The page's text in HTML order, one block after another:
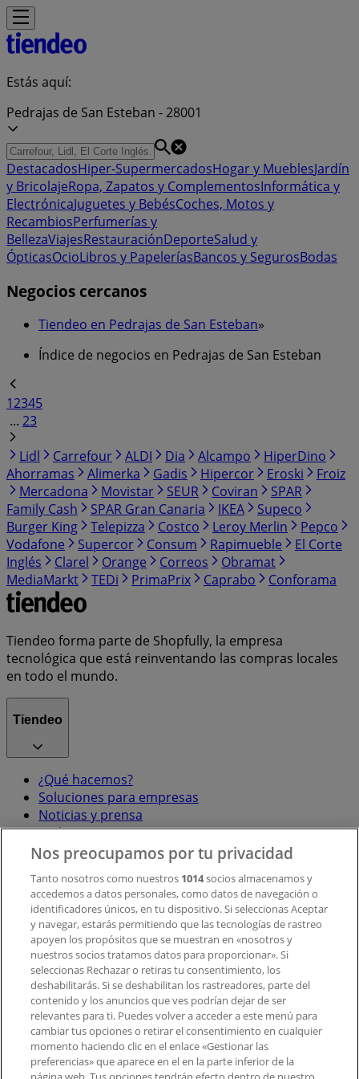
Estás aquí:
Pedrajas de San Esteban - 28001
DestacadosHiper-SupermercadosHogar y MueblesJardín
y BricolajeRopa, Zapatos y ComplementosInformática y
ElectrónicaJuguetes y BebésCoches, Motos y
RecambiosPerfumerías y
BellezaViajesRestauraciónDeporteSalud y
ÓpticasOcioLibros y PapeleríasBancos y SegurosBodas
Negocios cercanos
Tiendeo en Pedrajas de San Esteban»
Índice de negocios en Pedrajas de San Esteban
12345
... 23
Lidl
Carrefour ALDI Dia Alcampo
HiperDino
Ahorramas
Alimerka Gadis Hipercor Eroski
Froiz
Mercadona
Movistar SEUR Coviran
SPAR
Family Cash
SPAR Gran Canaria IKEA
Supeco
Burger King
Telepizza Costco Leroy Merlin
Pepco
Vodafone
Supercor Consum Rapimueble
El Corte
Inglés
Clarel Orange Correos
Obramat
MediaMarkt
TEDi PrimaPrix Caprabo Conforama
Tiendeo forma parte de Shopfully, la empresa
tecnológica que está reinventando las compras locales
en todo el mundo.
Tiendeo
¿Qué hacemos?
Soluciones para empresas
Noticias y prensa
Trabaja con nosotros
Contacto
Contacto comercial y de marketing
Tienda mal colocada en el mapa
Notificar un folleto
¿Encontraste un problema en la web o en la
aplicación?
Índices
Nos preocupamos por tu privacidad
Tanto nosotros como nuestros 1014socios almacenamos y
accedemos a datos personales, como datos de navegación o
identificadores únicos, en tu dispositivo. Si seleccionas Aceptar
y navegar, estarás permitiendo que las tecnologías de rastreo
apoyen los propósitos que se muestran en «nosotros y
nuestros socios tratamos datos para proporcionar». Si
seleccionas Rechazar o retiras tu consentimiento, los
deshabilitarás. Si se deshabilitan los rastreadores, parte del
contenido y los anuncios que ves podrían dejar de ser
relevantes para ti. Puedes volver a acceder a este menú para
cambiar tus opciones o retirar el consentimiento en cualquier
momento haciendo clic en el enlace «Gestionar las
preferencias» que aparece en el en la parte inferior de la